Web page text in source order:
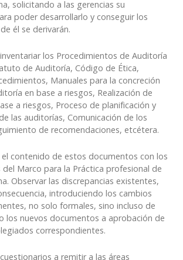
solicitando a las gerencias su
poder desarrollarlo y conseguir los
él se derivarán.
inventariar los Procedimientos de Auditoría
de Auditoría, Código de Ética,
Manuales para la concreción
en base a riesgos, Realización de
a riesgos, Proceso de planificación y
las auditorías, Comunicación de los
de recomendaciones, etcétera.
el contenido de estos documentos con los
Marco para la Práctica profesional de
Observar las discrepancias existentes,
introduciendo los cambios
no solo formales, sino incluso de
los nuevos documentos a aprobación de
correspondientes.
a remitir a las áreas